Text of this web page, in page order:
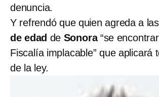
denuncia.
Y refrendó que quien agreda a las
de edad de Sonora“se
Fiscalía implacable” que aplicará
de la ley.